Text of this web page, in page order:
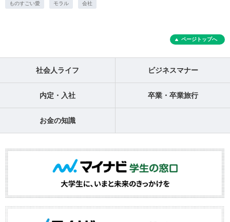
ものすごい愛 モラル 会社
ページトップへ
社会人ライフ ビジネスマナー
内定・入社 卒業・卒業旅行
お金の知識